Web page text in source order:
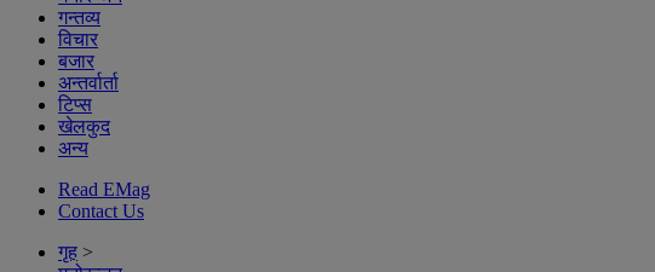
गन्तव्य
विचार
बजार
अन्तर्वार्ता
टिप्स
खेलकुद
अन्य
Read EMag
Contact Us
गृह >